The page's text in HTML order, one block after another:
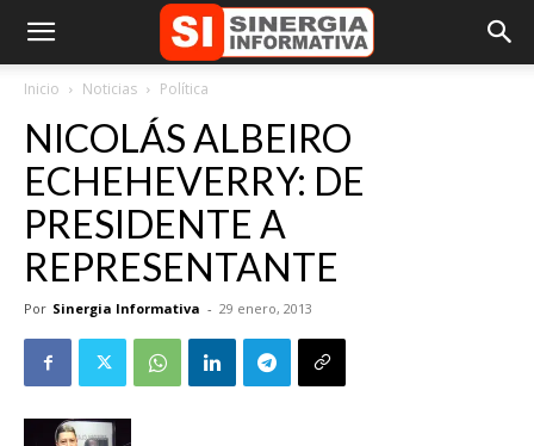
Inicio Noticias Política
NICOLÁS ALBEIRO
ECHEHEVERRY: DE
PRESIDENTE A
REPRESENTANTE
Por Sinergia Informativa - 29 enero, 2013